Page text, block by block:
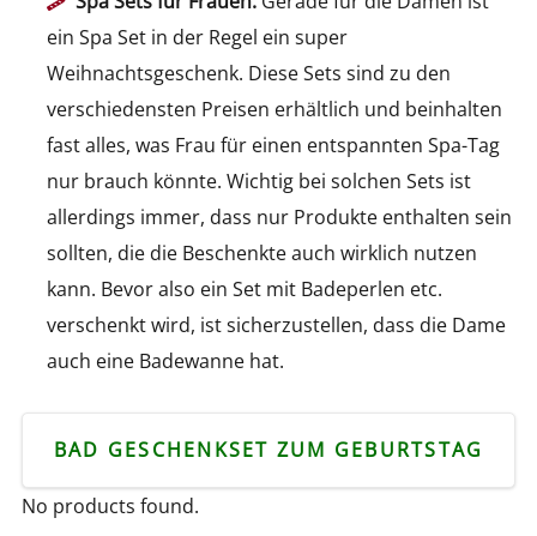
ein Spa Set in der Regel ein super
Weihnachtsgeschenk. Diese Sets sind zu den
verschiedensten Preisen erhältlich und beinhalten
fast alles, was Frau für einen entspannten Spa-Tag
nur brauch könnte. Wichtig bei solchen Sets ist
allerdings immer, dass nur Produkte enthalten sein
sollten, die die Beschenkte auch wirklich nutzen
kann. Bevor also ein Set mit Badeperlen etc.
verschenkt wird, ist sicherzustellen, dass die Dame
auch eine Badewanne hat.
BAD GESCHENKSET ZUM GEBURTSTAG
No products found.